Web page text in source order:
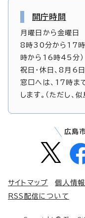
開庁時間
月曜日から金曜日
8時30分から17時
時から16時45分）
祝日・休日、8月6
窓口へは、17時ま
します。（ただし
広島
サイトマップ 個人情
RSS配信について